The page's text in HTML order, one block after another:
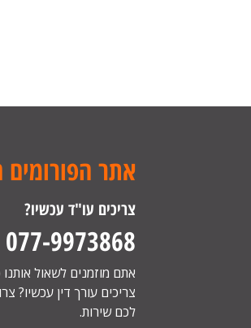
אתר
צריכים עו"ד עכשיו?
077-9973868
אתם מוזמנים לשאול
צריכים עורך דין עכשיו?
לכם שירות.